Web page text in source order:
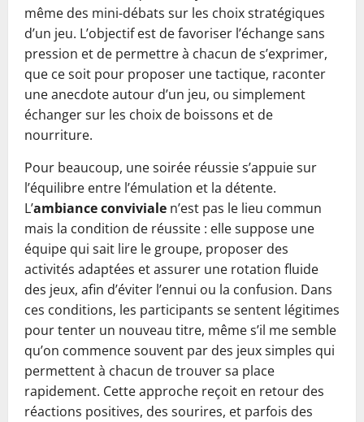
même des mini-débats sur les choix stratégiques
d’un jeu. L’objectif est de favoriser l’échange sans
pression et de permettre à chacun de s’exprimer,
que ce soit pour proposer une tactique, raconter
une anecdote autour d’un jeu, ou simplement
échanger sur les choix de boissons et de
nourriture.
Pour beaucoup, une soirée réussie s’appuie sur
l’équilibre entre l’émulation et la détente.
L’ambiance conviviale n’est pas le lieu commun
mais la condition de réussite : elle suppose une
équipe qui sait lire le groupe, proposer des
activités adaptées et assurer une rotation fluide
des jeux, afin d’éviter l’ennui ou la confusion. Dans
ces conditions, les participants se sentent légitimes
pour tenter un nouveau titre, même s’il me semble
qu’on commence souvent par des jeux simples qui
permettent à chacun de trouver sa place
rapidement. Cette approche reçoit en retour des
réactions positives, des sourires, et parfois des